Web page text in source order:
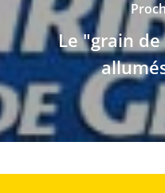
Le "grain